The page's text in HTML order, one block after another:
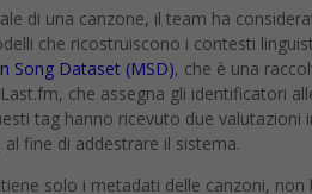
di una canzone, il team ha
che ricostruiscono i contesti
Song Dataset (MSD), che è una
che assegna gli identificatori
tag hanno ricevuto due
fine di addestrare il sistema.
solo i metadati delle canzoni,